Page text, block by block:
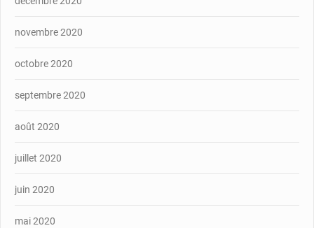
novembre 2020
octobre 2020
septembre 2020
août 2020
juillet 2020
juin 2020
mai 2020